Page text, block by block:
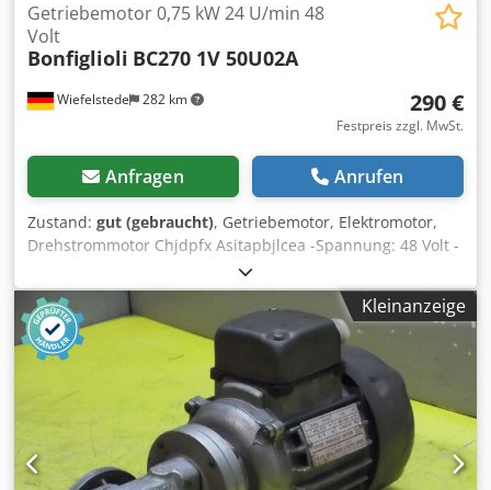
Wiefelstede 282 km
Getriebemotor 0,75 kW 24 U/min 48
Volt
Bonfiglioli BC270 1V 50U02A
290 €
Festpreis zzgl. MwSt.
Anfragen Anrufen
Zustand: gut (gebraucht), Getriebemotor, Elektromotor,
Drehstrommotor Chjdpfx Asitapbjlcea -Spannung: 48 Volt -
Hersteller Motor Bonfiglioli Typ: BC270 -Hersteller Getriebe
Bonfiglioli Typ: 1V 50U02A -Drehzahlen: 24 U/min -
Leistung: 0,75 kW -Bauform: B14 Winkel -Durchmesser
Hohwelle: Ø 28 mm -Schutzart: IP 54 -Anzahl: 1x Motoren
vorhanden -Abmessungen: 435/160/H170 mm -Gewicht: 19
Kleinanzeige